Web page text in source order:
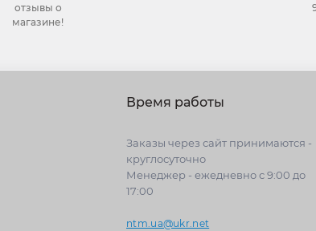
отзывы о
магазине!
Время работы
Заказы через сайт принимаются -
круглосуточно
Менеджер - ежедневно с 9:00 до
17:00
ntm.ua@ukr.net